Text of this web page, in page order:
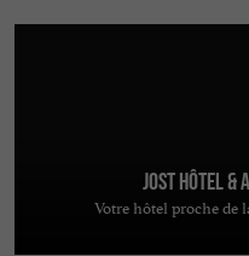
Jost Hôtel &
Votre hôtel proche de